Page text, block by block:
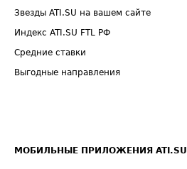
Звезды ATI.SU на вашем сайте
Индекс ATI.SU FTL РФ
Средние ставки
Выгодные направления
МОБИЛЬНЫЕ ПРИЛОЖЕНИЯ ATI.SU